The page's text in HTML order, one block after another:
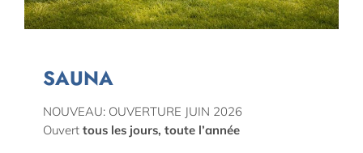
SAUNA
NOUVEAU: OUVERTURE JUIN 2026
Ouvert tous les jours, toute l’année